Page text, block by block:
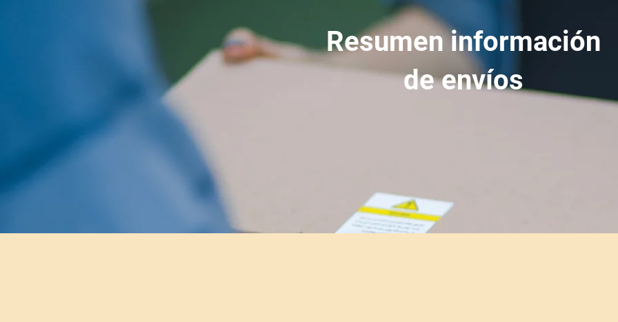
Resumen información
de envíos